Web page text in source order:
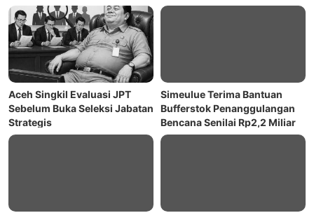
Aceh Singkil Evaluasi JPT
Sebelum Buka Seleksi Jabatan
Strategis
Simeulue Terima Bantuan
Bufferstok Penanggulangan
Bencana Senilai Rp2,2 Miliar